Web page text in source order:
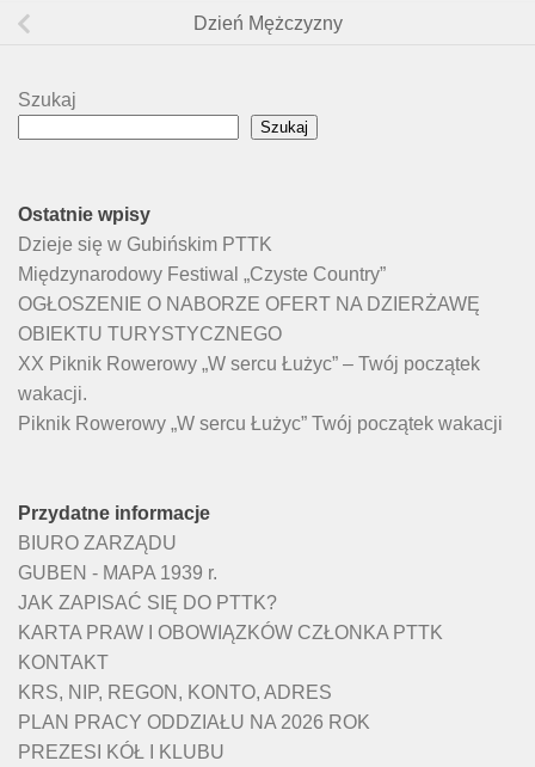
Dzień Mężczyzny
Szukaj
Szukaj
Ostatnie wpisy
Dzieje się w Gubińskim PTTK
Międzynarodowy Festiwal „Czyste Country”
OGŁOSZENIE O NABORZE OFERT NA DZIERŻAWĘ
OBIEKTU TURYSTYCZNEGO
XX Piknik Rowerowy „W sercu Łużyc” – Twój początek
wakacji.
Piknik Rowerowy „W sercu Łużyc” Twój początek wakacji
Przydatne informacje
BIURO ZARZĄDU
GUBEN - MAPA 1939 r.
JAK ZAPISAĆ SIĘ DO PTTK?
KARTA PRAW I OBOWIĄZKÓW CZŁONKA PTTK
KONTAKT
KRS, NIP, REGON, KONTO, ADRES
PLAN PRACY ODDZIAŁU NA 2026 ROK
PREZESI KÓŁ I KLUBU